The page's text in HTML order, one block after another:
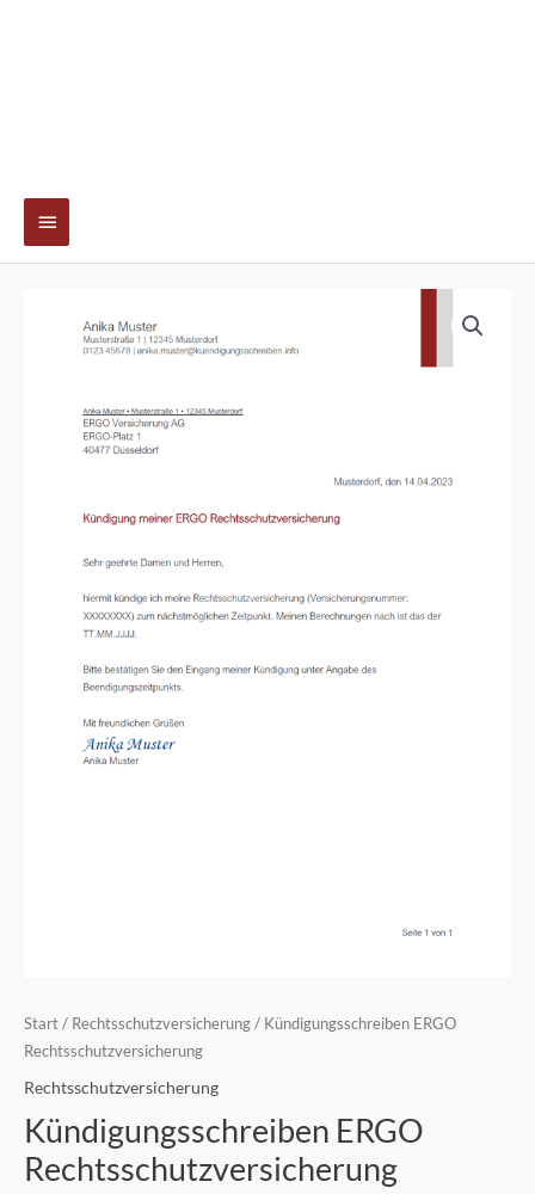
Hauptmenü
Start / Rechtsschutzversicherung / Kündigungsschreiben ERGO
Rechtsschutzversicherung
Rechtsschutzversicherung
Kündigungsschreiben ERGO
Rechtsschutzversicherung